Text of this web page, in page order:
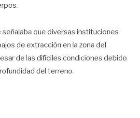
que diversas instituciones
de extracción en la zona del
de las difíciles condiciones debido
del terreno.